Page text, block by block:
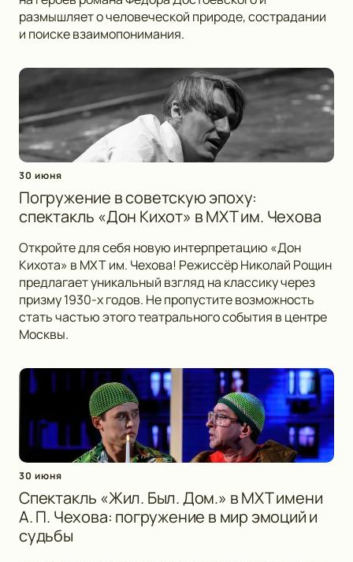
размышляет о человеческой природе, сострадании
и поиске взаимопонимания.
30 июня
Погружение в советскую эпоху:
спектакль «Дон Кихот» в МХТ им. Чехова
Откройте для себя новую интерпретацию «Дон
Кихота» в МХТ им. Чехова! Режиссёр Николай Рощин
предлагает уникальный взгляд на классику через
призму 1930-х годов. Не пропустите возможность
стать частью этого театрального события в центре
Москвы.
30 июня
Спектакль «Жил. Был. Дом.» в МХТ имени
А. П. Чехова: погружение в мир эмоций и
судьбы